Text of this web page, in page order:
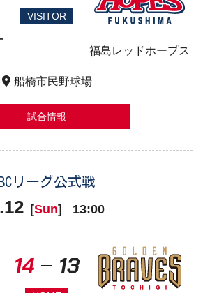
VISITOR
福島レッドホープス
船橋市民野球場
試合情報
BCリーグ公式戦
[Sun] 13:00
14 13